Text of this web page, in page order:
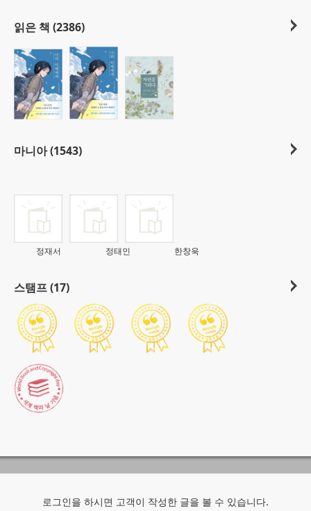
읽은 책 (2386)
마니아 (1543)
정재서 정태인 한창욱
스탬프 (17)
로그인을 하시면 고객이 작성한 글을 볼 수 있습니다.